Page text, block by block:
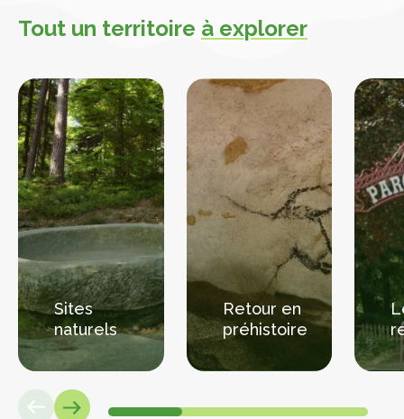
Tout un territoire à explorer
Sites
naturels
Retour en
préhistoire